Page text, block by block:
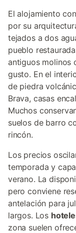
El alojamiento
por su
tejados a dos
pueblo
antiguos molinos
gusto. En el
de piedra
Brava, casas
Muchos
suelos de barro
rincón.
Los precios
temporada y
verano. La
pero conviene
antelación para
largos. Los
zona suelen